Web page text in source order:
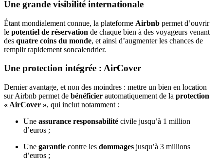
Une grande visibilité internationale
Étant mondialement connue, la plateforme Airbnb permet d’ouvrir
le potentiel de réservation de chaque bien à des voyageurs venant
des quatre coins du monde, et ainsi d’augmenter les chances de
remplir rapidement soncalendrier.
Une protection intégrée : AirCover
Dernier avantage, et non des moindres : mettre un bien en location
sur Airbnb permet de bénéficier automatiquement de la protection
« AirCover », qui inclut notamment :
Une assurance responsabilité civile jusqu’à 1 million
d’euros ;
Une garantie contre les dommages jusqu’à 3 millions
d’euros ;